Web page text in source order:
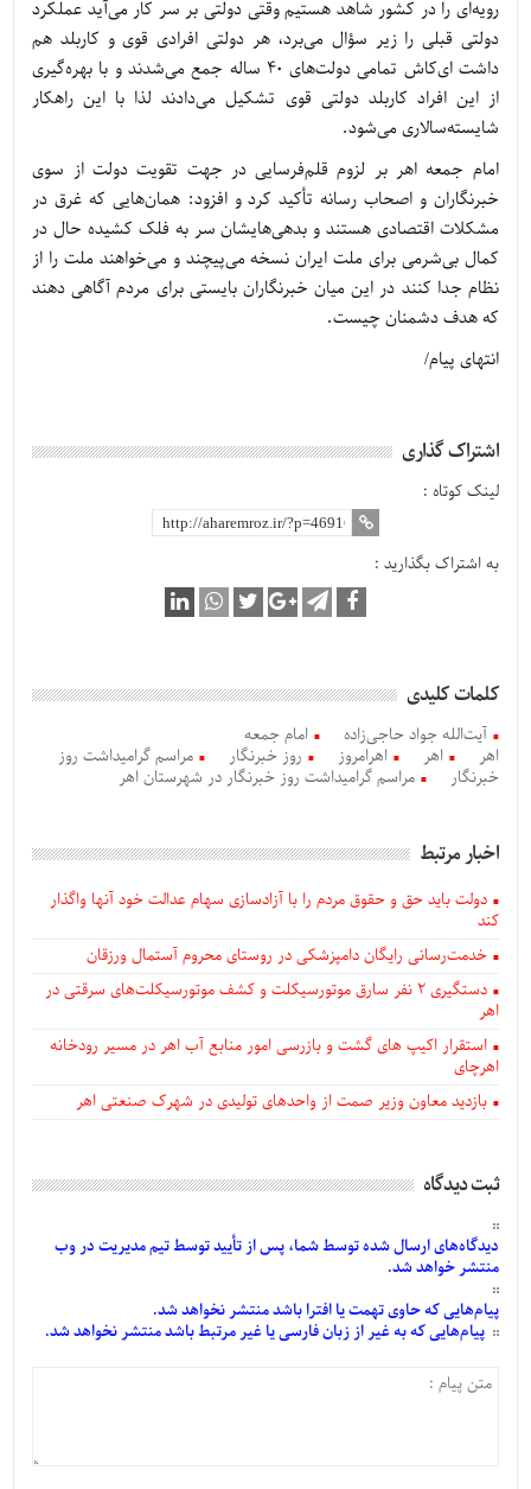
رویه‌ای را در کشور شاهد هستیم وقتی دولتی بر سر کار می‌آید عملکرد
دولتی قبلی را زیر سؤال می‌برد، هر دولتی افرادی قوی و کاربلد هم
داشت ای‌کاش تمامی دولت‌های 40 ساله جمع می‌شدند و با بهره‌گیری
از این افراد کاربلد دولتی قوی تشکیل می‌دادند لذا با این راهکار
شایسته‌سالاری می‌شود.
امام جمعه اهر بر لزوم قلم‌فرسایی در جهت تقویت دولت از سوی
خبرنگاران و اصحاب رسانه تأکید کرد و افزود: همان‌هایی که غرق در
مشکلات اقتصادی هستند و بدهی‌هایشان سر به فلک کشیده حال در
کمال بی‌شرمی برای ملت ایران نسخه می‌پیچند و می‌خواهند ملت را از
نظام جدا کنند در این میان خبرنگاران بایستی برای مردم آگاهی دهند
که هدف دشمنان چیست.
انتهای پیام/
اشتراک گذاری
لینک کوتاه :
به اشتراک بگذارید :
کلمات کلیدی
آیت‌الله جواد حاجی‌زاده
امام جمعه
اهر
اهر اهرامروز روز خبرنگار
مراسم گرامیداشت روز
خبرنگار
مراسم گرامیداشت روز خبرنگار در شهرستان اهر
اخبار مرتبط
دولت باید حق و حقوق مردم را با آزادسازی سهام عدالت خود آنها واگذار
کند
خدمت‌رسانی رایگان دامپزشکی در روستای محروم آستمال ورزقان
دستگيری ۲ نفر سارق موتورسیکلت و کشف موتورسیکلت‌های سرقتی در
اهر
استقرار اکیپ های گشت و بازرسی امور منابع آب اهر در مسیر رودخانه
اهرچای
بازدید معاون وزیر صمت از واحدهای تولیدی در شهرک صنعتی اهر
ثبت دیدگاه
دیدگاه‌هایارسالشدهتوسط شما، پس ازتأییدتوسط تیم مدیریت در وب
منتشر خواهد شد.
پیام‌هاییکه حاوی تهمت یا افترا باشد منتشر نخواهد شد.
پیام‌هاییکه به غیر از زبان فارسی یا غیر مرتبط باشد منتشر نخواهد شد.